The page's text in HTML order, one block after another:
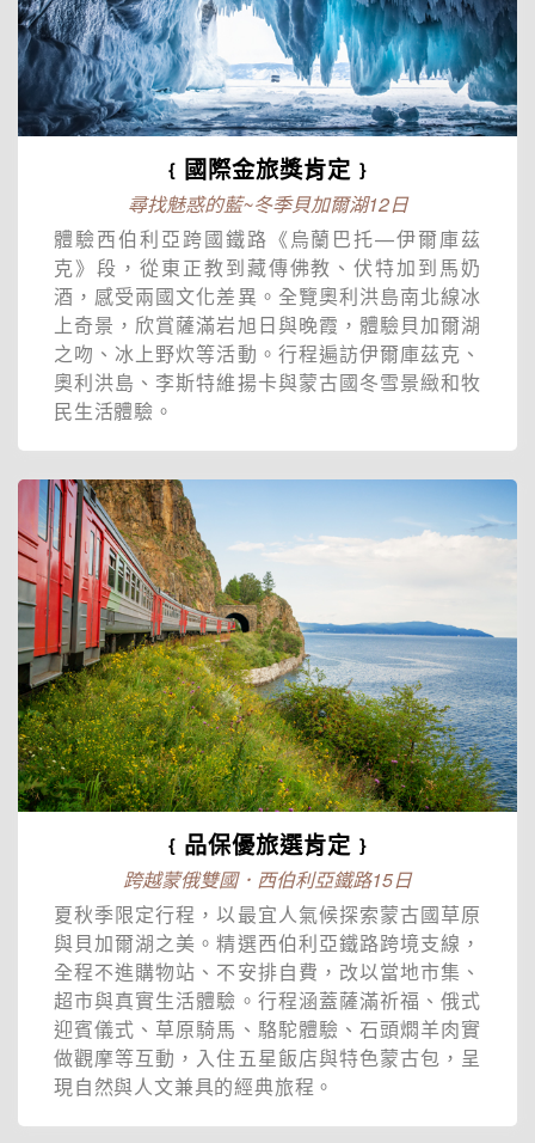
﹛國際金旅獎肯定﹜
尋找魅惑的藍~冬季貝加爾湖12日
體驗西伯利亞跨國鐵路《烏蘭巴托—伊爾庫茲
克》段，從東正教到藏傳佛教、伏特加到馬奶
酒，感受兩國文化差異。全覽奧利洪島南北線冰
上奇景，欣賞薩滿岩旭日與晚霞，體驗貝加爾湖
之吻、冰上野炊等活動。行程遍訪伊爾庫茲克、
奧利洪島、李斯特維揚卡與蒙古國冬雪景緻和牧
民生活體驗。
﹛品保優旅選肯定﹜
跨越蒙俄雙國．西伯利亞鐵路15日
夏秋季限定行程，以最宜人氣候探索蒙古國草原
與貝加爾湖之美。精選西伯利亞鐵路跨境支線，
全程不進購物站、不安排自費，改以當地市集、
超市與真實生活體驗。行程涵蓋薩滿祈福、俄式
迎賓儀式、草原騎馬、駱駝體驗、石頭燜羊肉實
做觀摩等互動，入住五星飯店與特色蒙古包，呈
現自然與人文兼具的經典旅程。